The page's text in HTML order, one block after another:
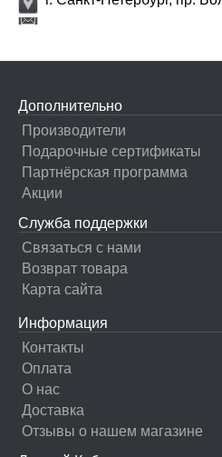
Дополнительно
Производители
Подарочные сертификаты
Партнёрская программа
Акции
Служба поддержки
Связаться с нами
Возврат товара
Карта сайта
Информация
Контакты
Оплата
О нас
Доставка
Отзывы о нашем магазине